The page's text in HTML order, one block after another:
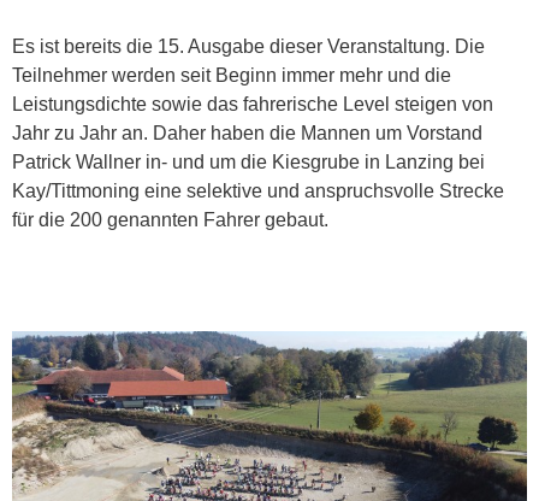
Es ist bereits die 15. Ausgabe dieser Veranstaltung. Die
Teilnehmer werden seit Beginn immer mehr und die
Leistungsdichte sowie das fahrerische Level steigen von
Jahr zu Jahr an. Daher haben die Mannen um Vorstand
Patrick Wallner in- und um die Kiesgrube in Lanzing bei
Kay/Tittmoning eine selektive und anspruchsvolle Strecke
für die 200 genannten Fahrer gebaut.